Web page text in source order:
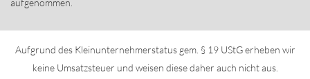
Aufgrund des Kleinunternehmerstatus gem. § 19 UStG erheben wir
keine Umsatzsteuer und weisen diese daher auch nicht aus.